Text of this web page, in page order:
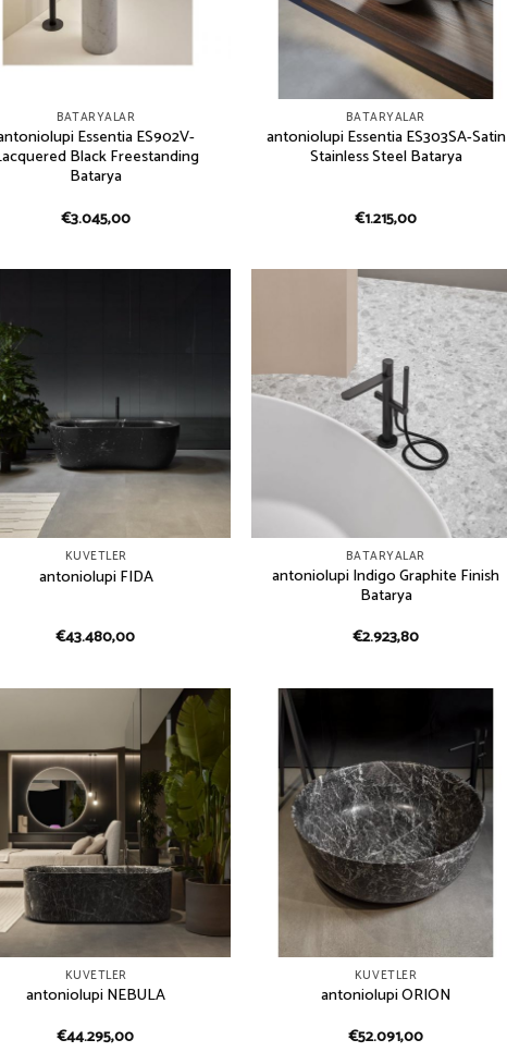
BATARYALAR
Essentia ES902V-
Black Freestanding
Batarya
€3.045,00
BATARYALAR
antoniolupi Essentia ES303SA-Satin
Stainless Steel Batarya
€1.215,00
KÜVETLER
antoniolupi FIDA
€43.480,00
BATARYALAR
antoniolupi Indigo Graphite Finish
Batarya
€2.923,80
KÜVETLER
antoniolupi NEBULA
€44.295,00
KÜVETLER
antoniolupi ORION
€52.091,00